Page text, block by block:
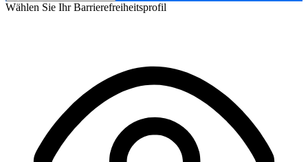
Wählen Sie Ihr Barrierefreiheitsprofil